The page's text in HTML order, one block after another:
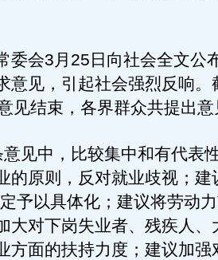
会3月25日向社会全文公
意见，引起社会强烈反响。
见结束，各界群众共提出
中，比较集中和有代表
的原则，反对就业歧视；建
予以具体化；建议将劳动
大对下岗失业者、残疾人、
方面的扶持力度；建议加强